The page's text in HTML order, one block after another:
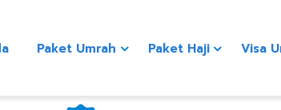
Paket Umrah Paket Haji Visa